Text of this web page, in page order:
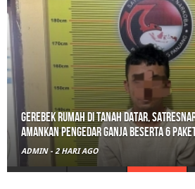
Gerebek Rumah di Tanah Datar,
Amankan Pengedar Ganja Beserta 6
ADMIN - 2 HARI AGO